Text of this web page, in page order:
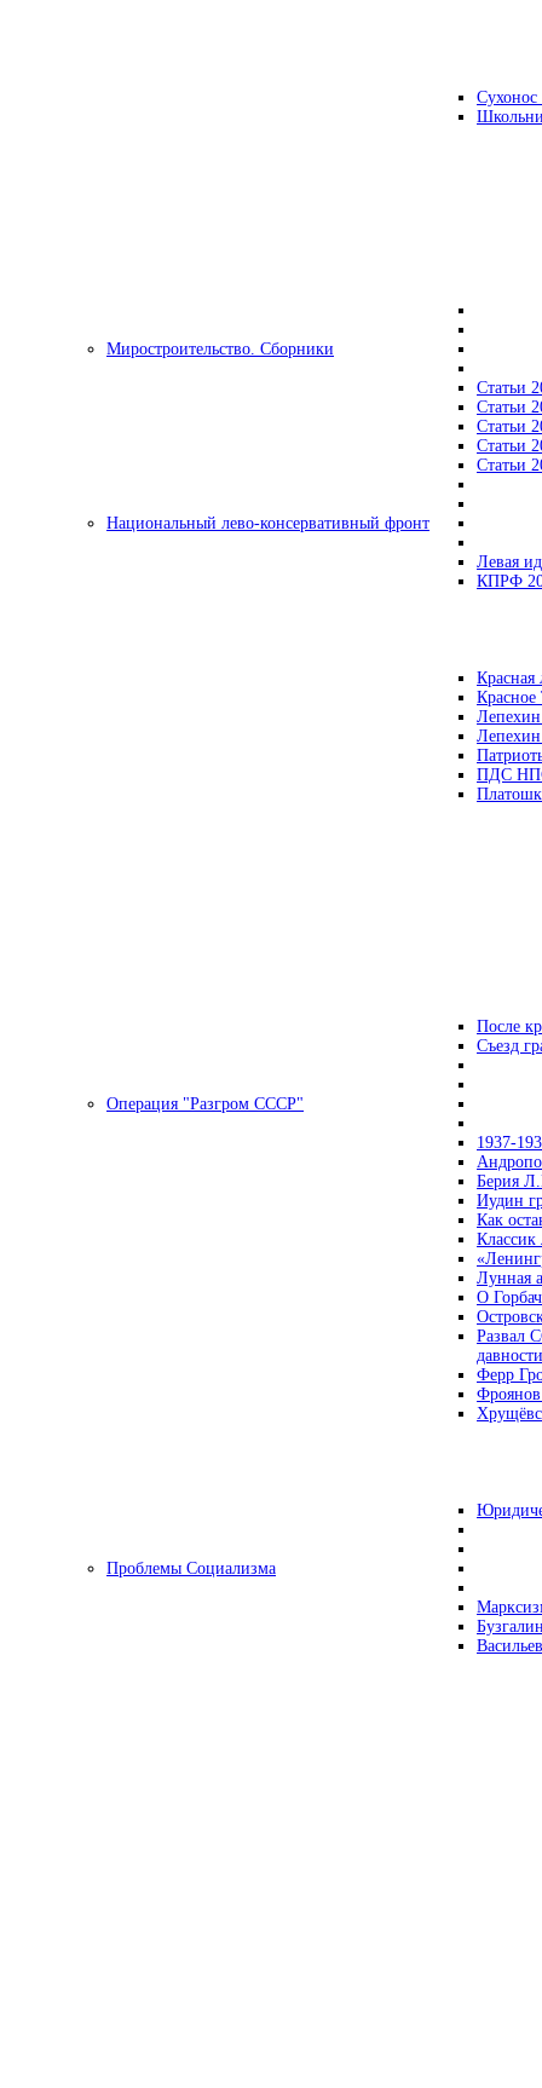
Миростроительство. Сборники
Статьи
Статьи
Статьи
Статьи
Статьи
Национальный лево-консервативный фронт
Левая
КПРФ
Красная
ПДС
После
Съезд
Операция "Разгром СССР"
1937-
Берия
Иудин
Как
Лунная
О
Развал
давности
Ферр
Проблемы Социализма